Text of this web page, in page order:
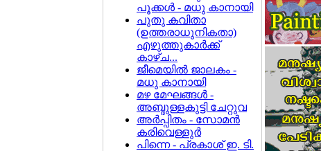
പൂക്കള്‍ - മധു കാനായി
പുതു കവിതാ
(ഉത്തരാധുനികതാ)
എഴുത്തുകാര്‍ക്ക്
കാഴ്ച...
ജീമെയില്‍ ജാലകം -
മധു കാനായി
മഴ മേഘങ്ങള്‍ -
അബ്ദുള്ളകുട്ടി ചേറ്റുവ
അര്‍പ്പിതം - സോമന്‍
കരിവെള്ളുര്‍
പിന്നെ - പ്രകാശ്‍ ഇ. ടി.